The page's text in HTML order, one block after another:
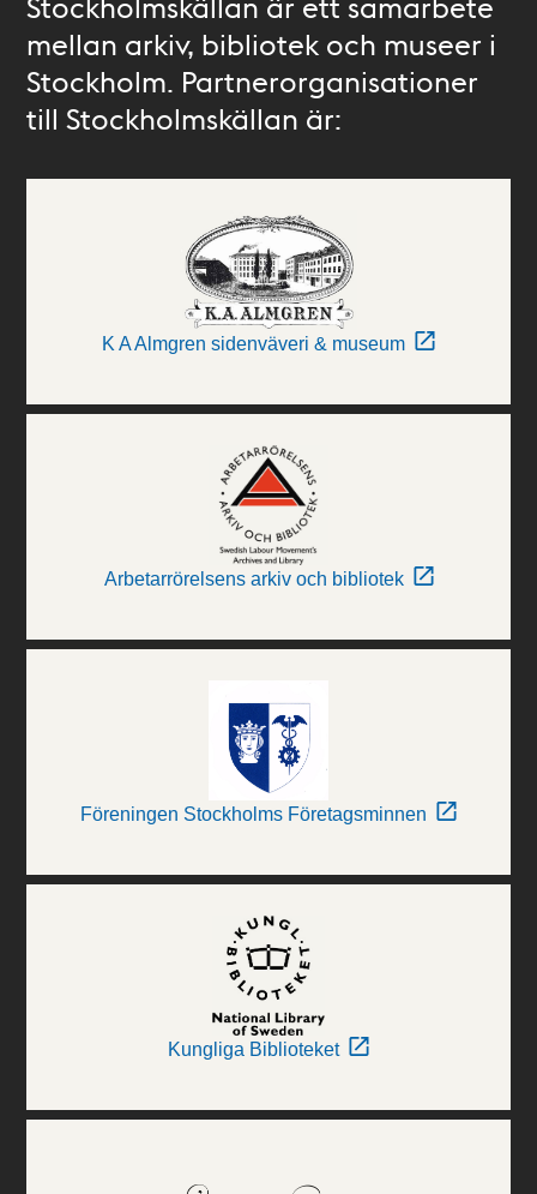
mellan arkiv, bibliotek och museer i
Stockholm. Partnerorganisationer
till Stockholmskällan är:
K A Almgren sidenväveri & museum
Arbetarrörelsens arkiv och bibliotek
Föreningen Stockholms Företagsminnen
Kungliga Biblioteket